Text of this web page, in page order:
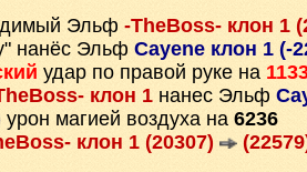
Эльф -TheBoss- клон 1
нанёс Эльф Cayene клон 1 (-
удар по правой руке на
клон 1 нанес Эльф
урон магией воздуха на 6236
клон 1 (20307)